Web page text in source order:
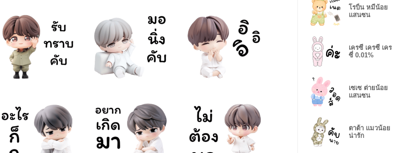
โรบิ้น หมีน้อย
แสนซน
เครซี่ เครซี่ เคร
ซี่ 0.01%
เซเซ ต่ายน้อย
แสนซน
ตาต้า แมวน้อย
น่ารัก